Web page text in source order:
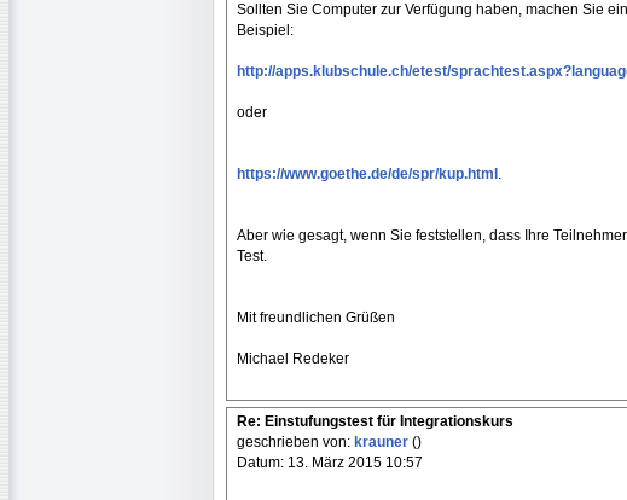
Sollten Sie Computer zur Verfügung haben, machen Sie
Beispiel:
http://apps.klubschule.ch/etest/
oder
https://www.goethe.de/de/spr/kup.html .
Aber wie gesagt, wenn Sie feststellen, dass Ihre
Test.
Mit freundlichen Grüßen
Michael Redeker
Re: Einstufungstest für Integrationskurs
geschrieben von: krauner ()
Datum: 13. März 2015 10:57